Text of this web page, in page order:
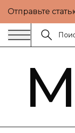
Отправьте